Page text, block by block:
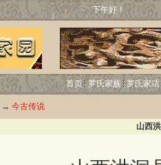
下午好！
首页 罗氏家族 罗氏家话
→ 今古传说
山西